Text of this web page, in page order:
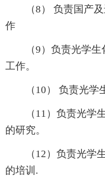
（8） 负责国产
作
（9）负责光学
工作。
（10） 负责光
（11）负责光学
的研究。
（12）负责光学
的培训.